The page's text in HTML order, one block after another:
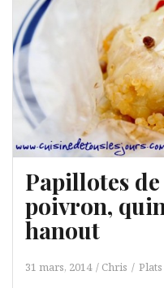
Papillotes
poivron,
hanout
31 mars, 2014 Chris